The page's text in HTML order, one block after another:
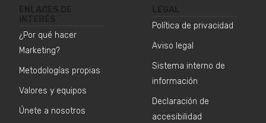
¿Por qué hacer
Marketing?
Metodologías propias
Valores y equipos
Únete a nosotros
Política de privacidad
Aviso legal
Sistema interno de
información
Declaración de
accesibilidad